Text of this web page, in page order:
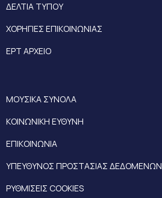
ΔΕΛΤΙΑ ΤΥΠΟΥ
ΧΟΡΗΓΙΕΣ ΕΠΙΚΟΙΝΩΝΙΑΣ
ΕΡΤ ΑΡΧΕΙΟ
ΜΟΥΣΙΚΑ ΣΥΝΟΛΑ
ΚΟΙΝΩΝΙΚΗ ΕΥΘΥΝΗ
ΕΠΙΚΟΙΝΩΝΙΑ
ΥΠΕΥΘΥΝΟΣ ΠΡΟΣΤΑΣΙΑΣ ΔΕΔΟΜΕΝΩΝ
ΡΥΘΜΙΣΕΙΣ COOKIES